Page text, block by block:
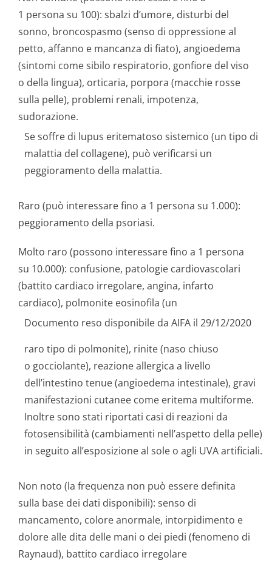
1 persona su 100): sbalzi d’umore, disturbi del
sonno, broncospasmo (senso di oppressione al
petto, affanno e mancanza di fiato), angioedema
(sintomi come sibilo respiratorio, gonfiore del viso
o della lingua), orticaria, porpora (macchie rosse
sulla pelle), problemi renali, impotenza,
sudorazione.
Se soffre di lupus eritematoso sistemico (un tipo di
malattia del collagene), può verificarsi un
peggioramento della malattia.
Raro (può interessare fino a 1 persona su 1.000):
peggioramento della psoriasi.
Molto raro (possono interessare fino a 1 persona
su 10.000): confusione, patologie cardiovascolari
(battito cardiaco irregolare, angina, infarto
cardiaco), polmonite eosinofila (un
Documento reso disponibile da AIFA il 29/12/2020
raro tipo di polmonite), rinite (naso chiuso
o gocciolante), reazione allergica a livello
dell’intestino tenue (angioedema intestinale), gravi
manifestazioni cutanee come eritema multiforme.
Inoltre sono stati riportati casi di reazioni da
fotosensibilità (cambiamenti nell’aspetto della pelle)
in seguito all’esposizione al sole o agli UVA artificiali.
Non noto (la frequenza non può essere definita
sulla base dei dati disponibili): senso di
mancamento, colore anormale, intorpidimento e
dolore alle dita delle mani o dei piedi (fenomeno di
Raynaud), battito cardiaco irregolare